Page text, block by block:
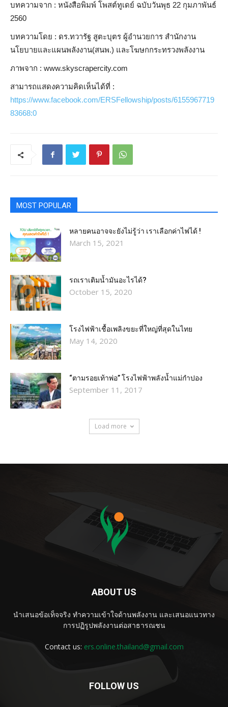
บทความจาก : หนังสือพิมพ์ โพสต์ทูเดย์ ฉบับวันพุธ 22 กุมภาพันธ์
2560
บทความโดย : ดร.ทวารัฐ สูตะบุตร ผู้อำนวยการ สำนักงาน
นโยบายและแผนพลังงาน(สนพ.) และโฆษกกระทรวงพลังงาน
ภาพจาก : www.skyscrapercity.com
สามารถแสดงความคิดเห็นได้ที่ :
https://www.facebook.com/ERSFellowship/posts/6155967719
83668:0
MOST POPULAR
หลายคนอาจจะยังไม่รู้ว่า เราเลือกค่าไฟได้ !
March 15, 2021
รถเราเติมน้ำมันอะไรได้?​
October 15, 2020
โรงไฟฟ้าเชื้อเพลิงขยะที่ใหญ่ที่สุดในไทย
May 14, 2020
“ตามรอยเท้าพ่อ” โรงไฟฟ้าพลังน้ำแม่กำปอง
September 11, 2017
Load more
ABOUT US
นำเสนอข้อเท็จจริง ทำความเข้าใจด้านพลังงาน และเสนอแนวทาง
การปฏิรูปพลังงานต่อสาธารณชน
Contact us: ers.online.thailand@gmail.com
FOLLOW US